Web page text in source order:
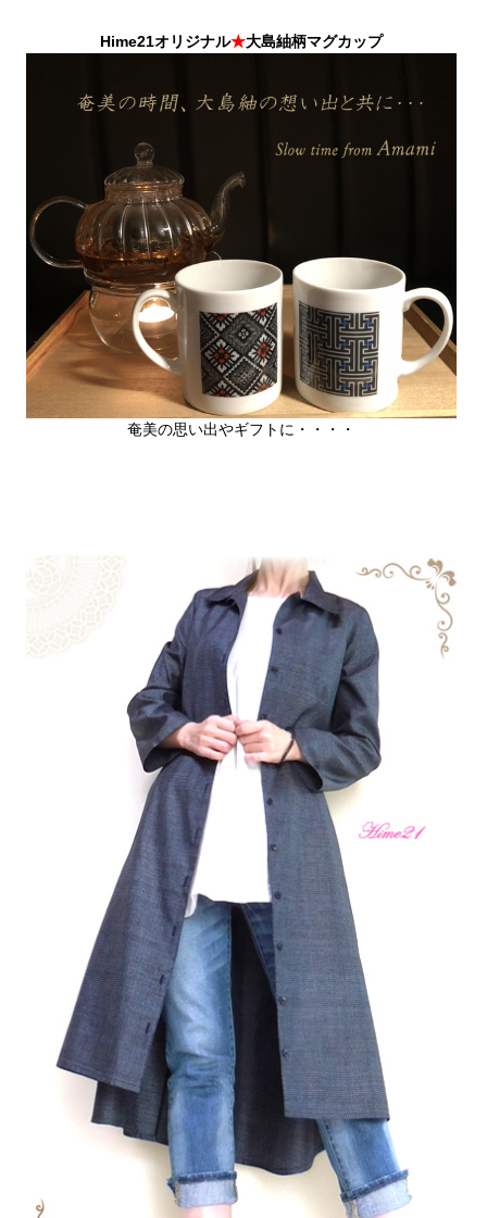
↑各画像をクリックすると商品詳細ページが開きます。↑
2026年7月25日大人のフリルワンピースを色柄、サイズ
違いで２着追加しました。背中OPENタイプは、着脱もし
Hime21オリジナル★大島紬柄マグカップ
奄美の思い出やギフトに・・・・